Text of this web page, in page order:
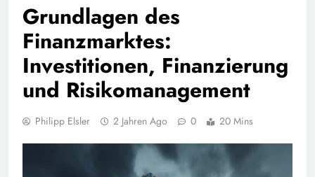
Grundlagen des
Finanzmarktes:
Investitionen, Finanzierung
und Risikomanagement
Philipp Elsler 2 Jahren Ago 0 20 Mins